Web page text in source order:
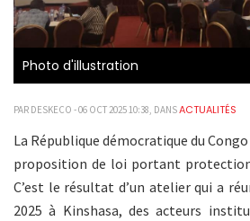
Photo d'illustration
PAR DESKECO - 06 OCT 2025 10:38, DANSACTUALITÉS
La République démocratique du
proposition de loi portant protection
C’est le résultat d’un atelier qui a
2025 à Kinshasa, des acteurs